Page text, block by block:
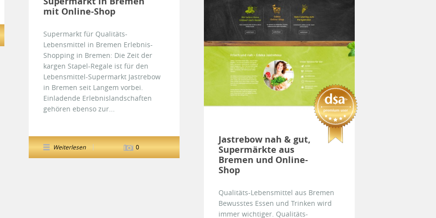
mit Online-Shop
Supermarkt für Qualitäts-
Lebensmittel in Bremen Erlebnis-
Shopping in Bremen: Die Zeit der
kargen Stapel-Regale ist für den
Lebensmittel-Supermarkt Jastrebow
in Bremen seit Langem vorbei.
Einladende Erlebnislandschaften
gehören ebenso zur...
Weiterlesen 0
Jastrebow nah & gut,
Supermärkte aus
Bremen und Online-
Shop
Qualitäts-Lebensmittel aus Bremen
Bewusstes Essen und Trinken wird
immer wichtiger. Qualitäts-